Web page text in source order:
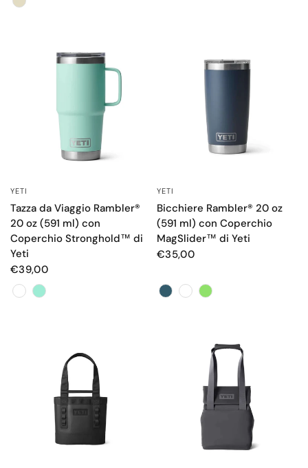
YETI
Tazza da Viaggio Rambler®
20 oz (591 ml) con
Coperchio Stronghold™ di
Yeti
€39,00
Color
YETI
Bicchiere Rambler® 20 oz
(591 ml) con Coperchio
MagSlider™ di Yeti
€35,00
Color